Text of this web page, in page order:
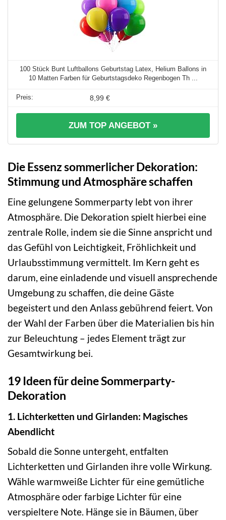
100 Stück Bunt Luftballons Geburtstag Latex, Helium Ballons in
10 Matten Farben für Geburtstagsdeko Regenbogen Th ...
8,99 €
ZUM TOP ANGEBOT »
Die Essenz sommerlicher Dekoration:
Stimmung und Atmosphäre schaffen
Eine gelungene Sommerparty lebt von ihrer
Atmosphäre. Die Dekoration spielt hierbei eine
zentrale Rolle, indem sie die Sinne anspricht und
das Gefühl von Leichtigkeit, Fröhlichkeit und
Urlaubsstimmung vermittelt. Im Kern geht es
darum, eine einladende und visuell ansprechende
Umgebung zu schaffen, die deine Gäste
begeistert und den Anlass gebührend feiert. Von
der Wahl der Farben über die Materialien bis hin
zur Beleuchtung – jedes Element trägt zur
Gesamtwirkung bei.
19 Ideen für deine Sommerparty-
Dekoration
1. Lichterketten und Girlanden: Magisches
Abendlicht
Sobald die Sonne untergeht, entfalten
Lichterketten und Girlanden ihre volle Wirkung.
Wähle warmweiße Lichter für eine gemütliche
Atmosphäre oder farbige Lichter für eine
verspieltere Note. Hänge sie in Bäumen, über